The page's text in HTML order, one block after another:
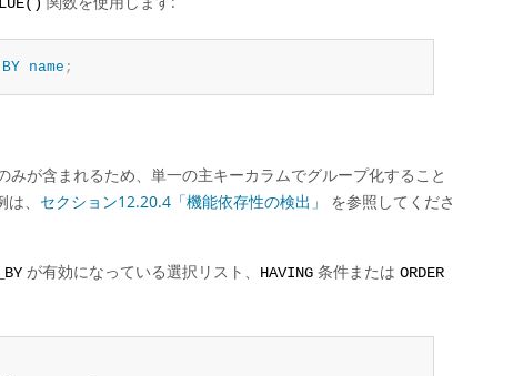
BY name ;
が含まれるため、単一の主キーカラムでグループ化すること
、 セクション12.20.4「機能依存性の検出」
を参照してくださ
が有効になっている選択リスト、 HAVING 条件または ORDER